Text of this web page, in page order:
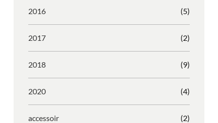
2016 (5)
2017 (2)
2018 (9)
2020 (4)
accessoir (2)